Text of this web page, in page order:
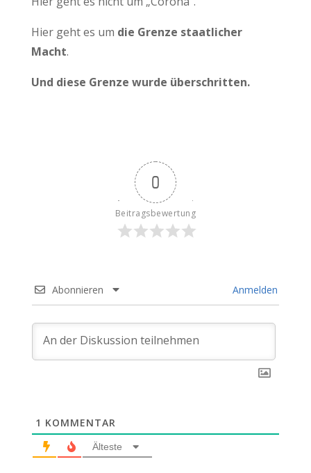
Hier geht es um die Grenze staatlicher
Macht.
Und diese Grenze wurde überschritten.
0
Beitragsbewertung
Abonnieren Anmelden
1 KOMMENTAR
Älteste